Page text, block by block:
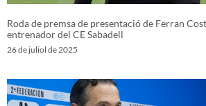
Roda de premsa de presentació de Ferran
entrenador del CE Sabadell
26 de juliol de 2025